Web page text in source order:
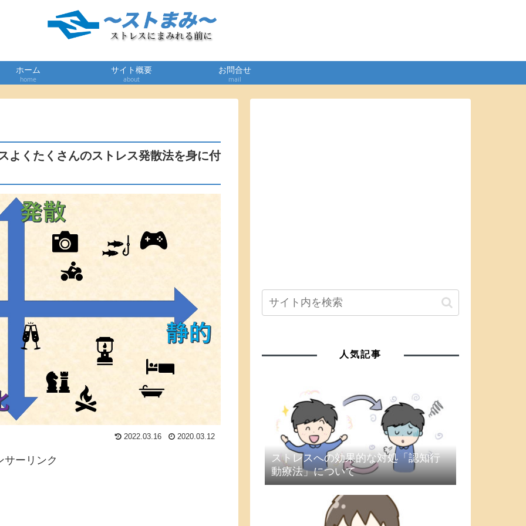
ホーム
home
サイト概要
about
お問合せ
mail
よくたくさんのストレス発散法を身に付
2022.03.16 2020.03.12
サーリンク
人気記事
ストレスへの効果的な対処「認知行
動療法」について